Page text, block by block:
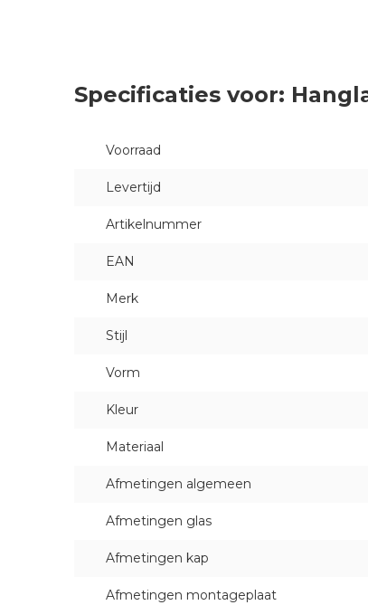
Specificaties voor:
Voorraad
Levertijd
Artikelnummer
EAN
Merk
Stijl
Vorm
Kleur
Materiaal
Afmetingen algemeen
Afmetingen glas
Afmetingen kap
Afmetingen montageplaat